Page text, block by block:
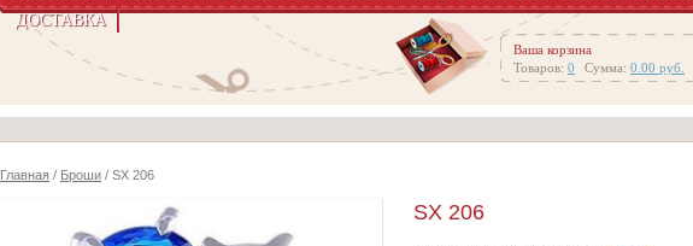
ДОСТАВКА
Ваша корзина
Товаров: 0 Сумма: 0.00 руб.
Главная / Броши / SX 206
SX 206